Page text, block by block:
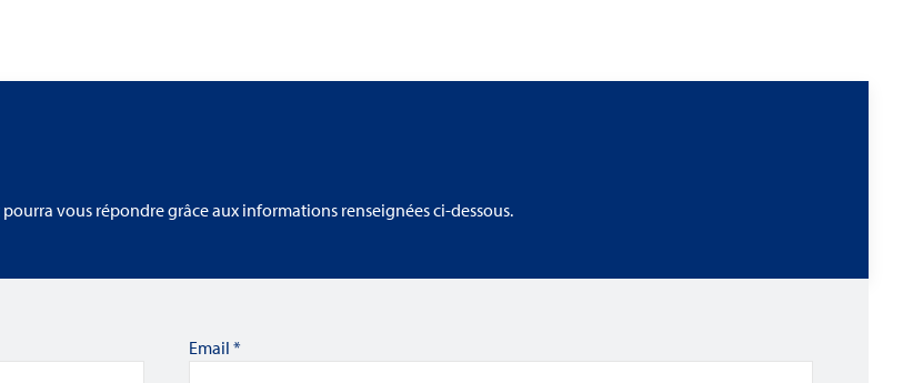
vous répondre grâce aux informations renseignées ci-dessous.
Email *